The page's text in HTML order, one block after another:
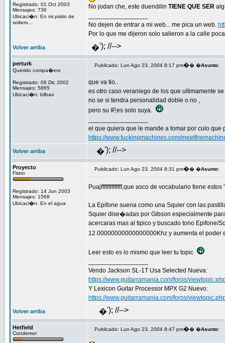
Registrado: 01 Oct 2003
Mensajes: 736
Ubicaci�n: En mi pisito de
soltero...
No jodan che, este duendilin TIENE QUE SER
No dejen de entrar a mi web... me pica un web.
Por lo que me dijeron solo salieron a la calle
Volver arriba �'); //-->
perturk
Querido compa�ero
Registrado: 06 Dic 2002
Mensajes: 5865
Ubicaci�n: bilbao
Publicado: Lun Ago 23, 2004 8:17 pm�� �Asunto:
que va tio..
es otro caso veraniego de los que ultimamente
no se si tendra personalidad doble o no ,
pero su IP,es solo suya.
el que quiera que le mande a tomar por culo que
https://www.fuckingmachines.com/
Volver arriba �'); //-->
Proyecto
Fistro
Registrado: 14 Jun 2003
Mensajes: 1568
Ubicaci�n: En el agua
Publicado: Lun Ago 23, 2004 8:31 pm�� �Asunto:
Puajffffffffffffff,que asco de vocabulario tiene
La Epifone suena como una Squier con las
Squier dise�adas por Gibson especialmente
acercaras mas al tipico y buscado tono Epifone/
12.00000000000000000Khz y aumenta el
Leer esto es lo mismo que leer tu topic
Vendo Jackson SL-1T Usa Selected Nueva:
https://www.guitarramania.com/foros/
Y Lexicon Guitar Processor MPX G2 Nuevo:
https://www.guitarramania.com/foros/
Volver arriba �'); //-->
Hetfield
Condemor
Publicado: Lun Ago 23, 2004 8:47 pm�� �Asunto: